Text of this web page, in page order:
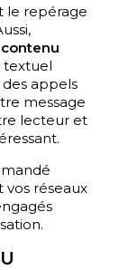
le repérage
textuel
appels
message
lecteur et
vos réseaux